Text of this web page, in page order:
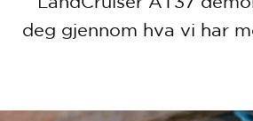
deg gjennom hva vi har